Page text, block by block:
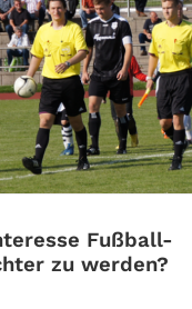
Fußball-
zu werden?